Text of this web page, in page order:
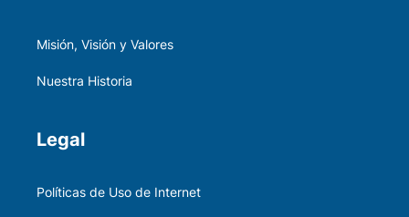
Misión, Visión y Valores
Nuestra Historia
Legal
Políticas de Uso de Internet